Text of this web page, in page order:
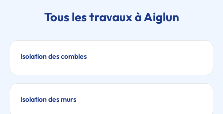
Tous les travaux à Aiglun
Isolation des combles
Isolation des murs